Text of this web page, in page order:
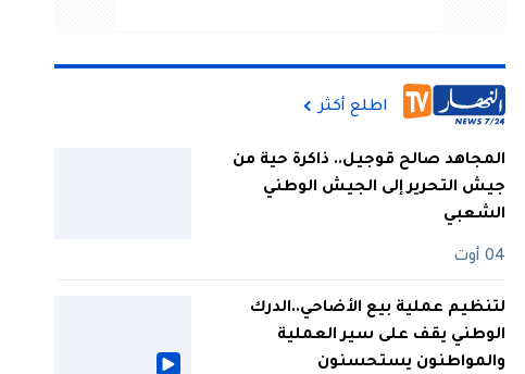
اطلع أكثر
المجاهد صالح قوجيل.. ذاكرة حية من
جيش التحرير إلى الجيش الوطني
الشعبي
04 أوت
لتنظيم عملية بيع الأضاحي..الدرك
الوطني يقف على سير العملية
والمواطنون يستحسنون